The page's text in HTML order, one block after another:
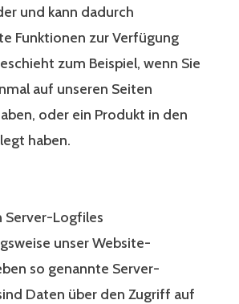
und kann dadurch
Funktionen zur Verfügung
zum Beispiel, wenn Sie
auf unseren Seiten
oder ein Produkt in den
haben.
Server-Logfiles
unser Website-
so genannte Server-
Daten über den Zugriff auf